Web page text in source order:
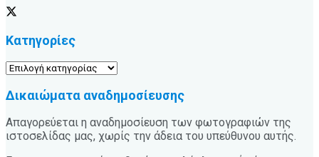
Κατηγορίες
Κατηγορίες
Δικαιώματα αναδημοσίευσης
Απαγορεύεται η αναδημοσίευση των φωτογραφιών της
ιστοσελίδας μας, χωρίς την άδεια του υπεύθυνου αυτής.